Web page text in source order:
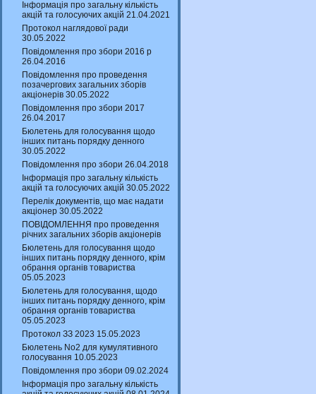
Інформація про загальну кількість
акцій та голосуючих акцій 21.04.2021
Протокол наглядової ради
30.05.2022
Повідомлення про збори 2016 р
26.04.2016
Повідомлення про проведення
позачергових загальних зборів
акціонерів 30.05.2022
Повідомлення про збори 2017
26.04.2017
Бюлетень для голосування щодо
інших питань порядку денного
30.05.2022
Повідомлення про збори 26.04.2018
Інформація про загальну кількість
акцій та голосуючих акцій 30.05.2022
Перелік документів, що має надати
акціонер 30.05.2022
ПОВІДОМЛЕННЯ про проведення
річних загальних зборів акціонерів
Бюлетень для голосування щодо
інших питань порядку денного, крім
обрання органів товариства
05.05.2023
Бюлетень для голосування, щодо
інших питань порядку денного, крім
обрання органів товариства
05.05.2023
Протокол ЗЗ 2023 15.05.2023
Бюлетень No2 для кумулятивного
голосування 10.05.2023
Повідомлення про збори 09.02.2024
Інформація про загальну кількість